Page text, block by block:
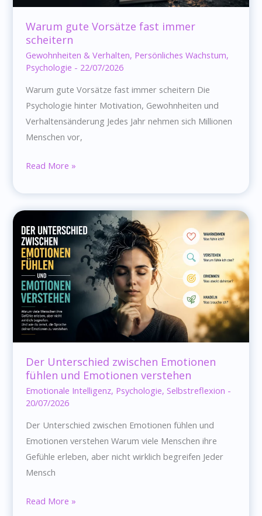
Warum gute Vorsätze fast immer
scheitern
Gewohnheiten & Verhalten, Persönliches Wachstum,
Psychologie - 22/07/2026
Warum gute Vorsätze fast immer scheitern Die
Psychologie hinter Motivation, Gewohnheiten und
Verhaltensänderung Jedes Jahr nehmen sich Millionen
Menschen vor,
Warum
Vorsätze
fast
immer
scheitern
Read More »
Der Unterschied zwischen Emotionen
fühlen und Emotionen verstehen
Emotionale Intelligenz, Psychologie,Selbstreflexion -
20/07/2026
Der Unterschied zwischen Emotionen fühlen und
Emotionen verstehen Warum viele Menschen ihre
Gefühle erleben, aber nicht wirklich begreifen Jeder
Mensch
Der
Read More »